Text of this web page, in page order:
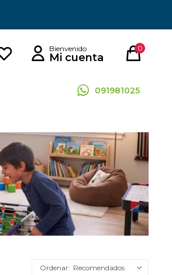
091981025
0
Recomendados